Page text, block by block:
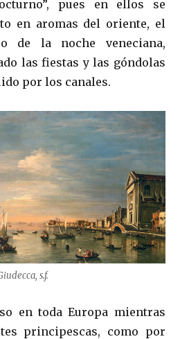
pues en ellos se
en aromas del oriente, el
de la noche veneciana,
las fiestas y las góndolas
por los canales.
s.f.
en toda Europa mientras
principescas, como por